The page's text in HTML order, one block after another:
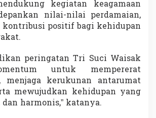
kegiatan keagamaan
nilai-nilai perdamaian,
kontribusi positif bagi kehidupan
peringatan Tri Suci Waisak
untuk mempererat
menjaga kerukunan antarumat
mewujudkan kehidupan yang
harmonis,” katanya.